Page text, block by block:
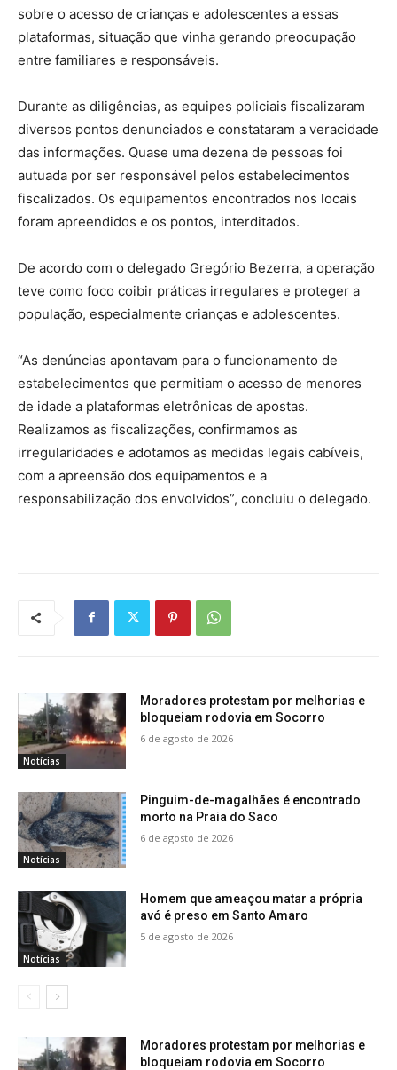
sobre o acesso de crianças e adolescentes a essas
plataformas, situação que vinha gerando preocupação
entre familiares e responsáveis.
Durante as diligências, as equipes policiais fiscalizaram
diversos pontos denunciados e constataram a veracidade
das informações. Quase uma dezena de pessoas foi
autuada por ser responsável pelos estabelecimentos
fiscalizados. Os equipamentos encontrados nos locais
foram apreendidos e os pontos, interditados.
De acordo com o delegado Gregório Bezerra, a operação
teve como foco coibir práticas irregulares e proteger a
população, especialmente crianças e adolescentes.
“As denúncias apontavam para o funcionamento de
estabelecimentos que permitiam o acesso de menores
de idade a plataformas eletrônicas de apostas.
Realizamos as fiscalizações, confirmamos as
irregularidades e adotamos as medidas legais cabíveis,
com a apreensão dos equipamentos e a
responsabilização dos envolvidos”, concluiu o delegado.
Notícias
Moradores protestam por melhorias e
bloqueiam rodovia em Socorro
6 de agosto de 2026
Notícias
Pinguim-de-magalhães é encontrado
morto na Praia do Saco
6 de agosto de 2026
Notícias
Homem que ameaçou matar a própria
avó é preso em Santo Amaro
5 de agosto de 2026
Moradores protestam por melhorias e
bloqueiam rodovia em Socorro